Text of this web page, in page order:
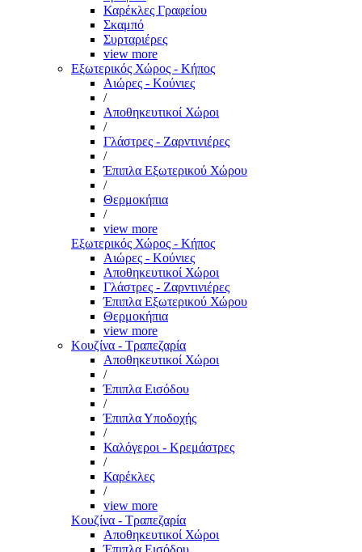
Καρέκλες Γραφείου
Σκαμπό
Συρταριέρες
view more
Εξωτερικός Χώρος - Κήπος
Αιώρες - Κούνιες
/
Αποθηκευτικοί Χώροι
/
Γλάστρες - Ζαρντινιέρες
/
Έπιπλα Εξωτερικού Χώρου
/
Θερμοκήπια
/
view more
Εξωτερικός Χώρος - Κήπος
Αιώρες - Κούνιες
Αποθηκευτικοί Χώροι
Γλάστρες - Ζαρντινιέρες
Έπιπλα Εξωτερικού Χώρου
Θερμοκήπια
view more
Κουζίνα - Τραπεζαρία
Αποθηκευτικοί Χώροι
/
Έπιπλα Εισόδου
/
Έπιπλα Υποδοχής
/
Καλόγεροι - Κρεμάστρες
/
Καρέκλες
/
view more
Κουζίνα - Τραπεζαρία
Αποθηκευτικοί Χώροι
Έπιπλα Εισόδου